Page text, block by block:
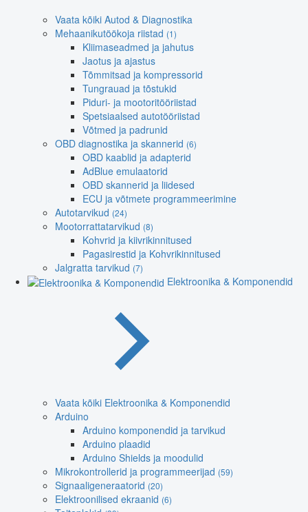
Vaata kõiki Autod & Diagnostika
Mehaanikutöökoja riistad (1)
Kliimaseadmed ja jahutus
Jaotus ja ajastus
Tõmmitsad ja kompressorid
Tungrauad ja tõstukid
Piduri- ja mootoritööriistad
Spetsiaalsed autotööriistad
Võtmed ja padrunid
OBD diagnostika ja skannerid (6)
OBD kaablid ja adapterid
AdBlue emulaatorid
OBD skannerid ja liidesed
ECU ja võtmete programmeerimine
Autotarvikud (24)
Mootorrattatarvikud (8)
Kohvrid ja kiivrikinnitused
Pagasirestid ja Kohvrikinnitused
Jalgratta tarvikud (7)
Elektroonika & Komponendid
Vaata kõiki Elektroonika & Komponendid
Arduino
Arduino komponendid ja tarvikud
Arduino plaadid
Arduino Shields ja moodulid
Mikrokontrollerid ja programmeerijad (59)
Signaaligeneraatorid (20)
Elektroonilised ekraanid (6)